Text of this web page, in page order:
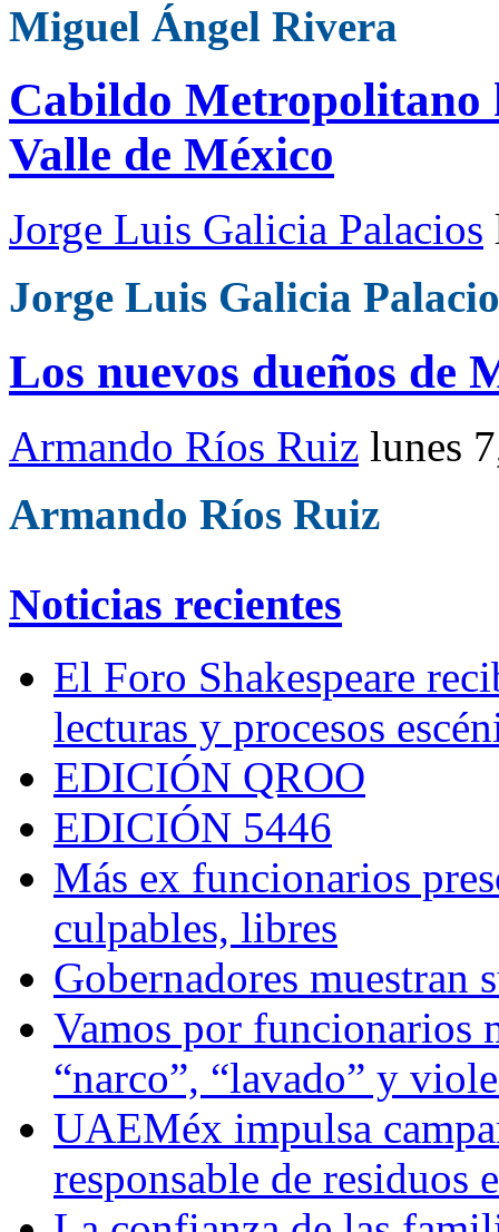
Miguel Ángel Rivera
Cabildo Metropolitano
Valle de México
Jorge Luis Galicia Palacios
Jorge Luis Galicia
Los nuevos dueños de
Armando Ríos Ruiz lunes
Armando Ríos Ruiz
Noticias recientes
El Foro Shakespeare
lecturas y procesos
EDICIÓN QROO
EDICIÓN 5446
Más ex funcionarios
culpables, libres
Gobernadores muestran
Vamos por funcionarios
“narco”, “lavado” y
UAEMéx impulsa
responsable de residuos